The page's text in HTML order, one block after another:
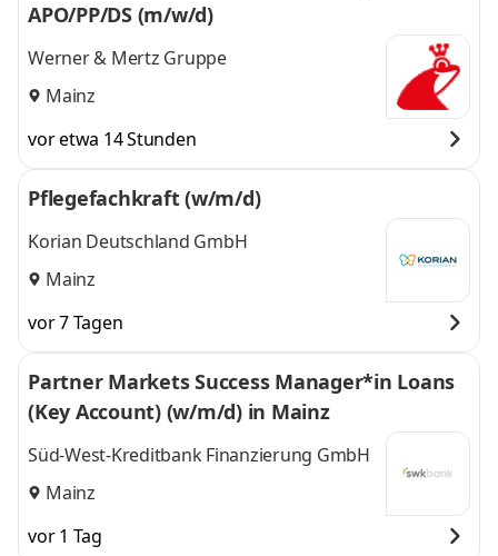
APO/PP/DS (m/w/d)
Werner & Mertz Gruppe
Mainz
vor etwa 14 Stunden
Pflegefachkraft (w/m/d)
Korian Deutschland GmbH
Mainz
vor 7 Tagen
Partner Markets Success Manager*in Loans
(Key Account) (w/m/d) in Mainz
Süd-West-Kreditbank Finanzierung GmbH
Mainz
vor 1 Tag